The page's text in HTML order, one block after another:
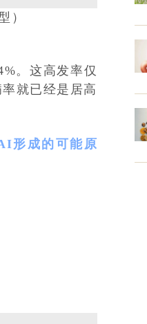
）
。这高发率仅
就已经是居高
形成的可能原